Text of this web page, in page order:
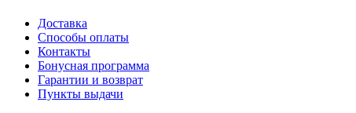
Доставка
Способы оплаты
Контакты
Бонусная программа
Гарантии и возврат
Пункты выдачи